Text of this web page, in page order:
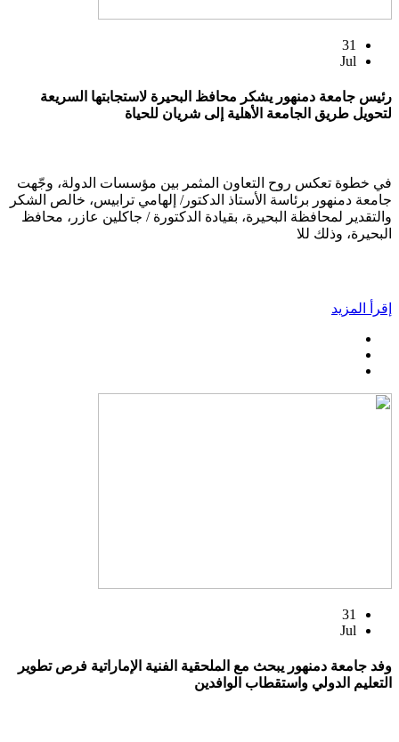
31
Jul
رئيس جامعة دمنهور يشكر محافظ البحيرة لاستجابتها السريعة
لتحويل طريق الجامعة الأهلية إلى شريان للحياة
في خطوة تعكس روح التعاون المثمر بين مؤسسات الدولة، وجّهت
جامعة دمنهور برئاسة الأستاذ الدكتور/ إلهامي ترابيس، خالص الشكر
والتقدير لمحافظة البحيرة، بقيادة الدكتورة / جاكلين عازر، محافظ
البحيرة، وذلك للا
إقرأ المزيد
31
Jul
وفد جامعة دمنهور يبحث مع الملحقية الفنية الإماراتية فرص تطوير
التعليم الدولي واستقطاب الوافدين